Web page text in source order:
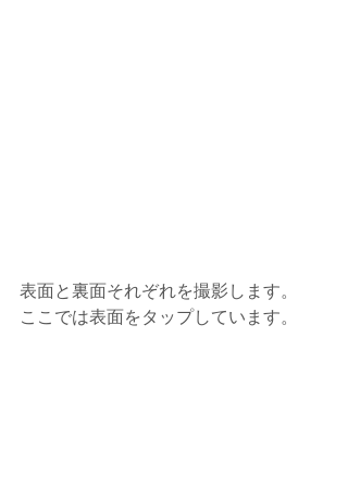
表面と裏面それぞれを撮影します。
ここでは表面をタップしています。